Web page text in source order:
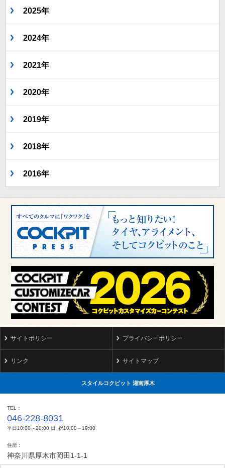
2025年
2024年
2021年
2020年
2019年
2018年
2016年
サイトポリシー プライバシーポリシー
リンク サイトマップ
スタイルコクピット 湘南厚木
TEL
046-228-8031
平日10:00～20:00 日･祝10:00～19:00
住所
神奈川県厚木市岡田1-1-1